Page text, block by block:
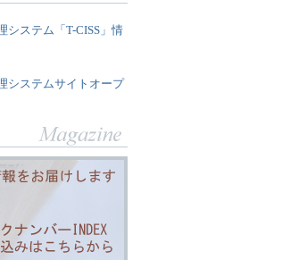
システム「T-CISS」情
システムサイトオープ